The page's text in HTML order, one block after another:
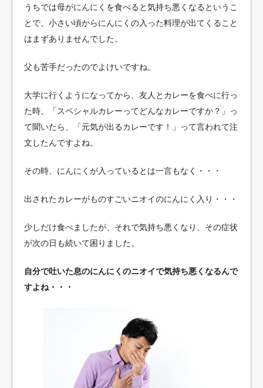
うちでは母がにんにくを食べると気持ち悪くなるというこ
とで、小さい頃からにんにくの入った料理が出てくること
はまずありませんでした。
父も苦手だったのでよけいですね。
大学に行くようになってから、友人とカレーを食べに行っ
た時、「スペシャルカレーってどんなカレーですか？」っ
て聞いたら、「元気が出るカレーです！」って言われて注
文したんですよね。
その時、にんにくが入っているとは一言もなく・・・
出されたカレーがものすごいニオイのにんにく入り・・・
少しだけ食べましたが、それで気持ち悪くなり、その症状
が次の日も続いて困りました。
自分で吐いた息のにんにくのニオイで気持ち悪くなるんで
すよね・・・